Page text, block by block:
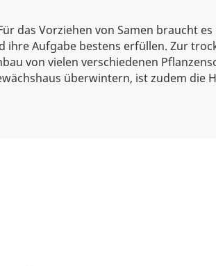
das Vorziehen von Samen braucht
Aufgabe bestens erfüllen. Zur
von vielen verschiedenen
überwintern, ist zudem die